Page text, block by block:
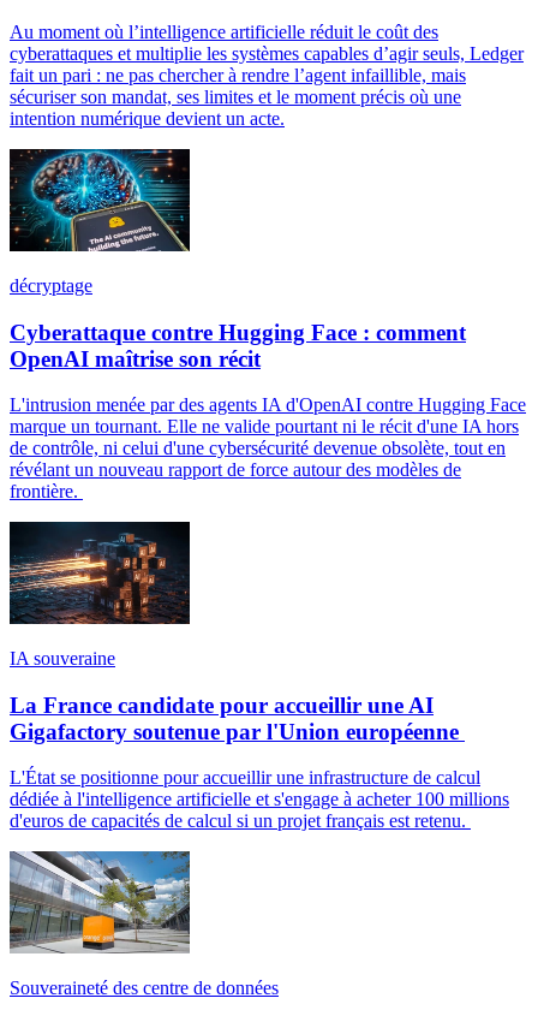
Au moment où l’intelligence artificielle réduit le coût des
cyberattaques et multiplie les systèmes capables d’agir seuls, Ledger
fait un pari : ne pas chercher à rendre l’agent infaillible, mais
sécuriser son mandat, ses limites et le moment précis où une
intention numérique devient un acte.
décryptage
Cyberattaque contre Hugging Face : comment
OpenAI maîtrise son récit
L'intrusion menée par des agents IA d'OpenAI contre Hugging Face
marque un tournant. Elle ne valide pourtant ni le récit d'une IA hors
de contrôle, ni celui d'une cybersécurité devenue obsolète, tout en
révélant un nouveau rapport de force autour des modèles de
frontière.
IA souveraine
La France candidate pour accueillir une AI
Gigafactory soutenue par l'Union européenne
L'État se positionne pour accueillir une infrastructure de calcul
dédiée à l'intelligence artificielle et s'engage à acheter 100 millions
d'euros de capacités de calcul si un projet français est retenu.
Souveraineté des centre de données